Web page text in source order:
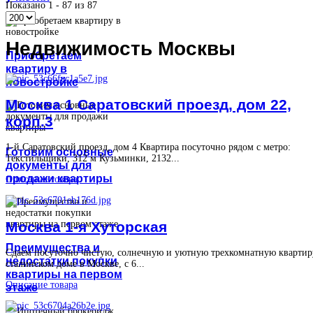
Приобретаем
квартиру в
новостройке
Готовим основные
документы для
продажи квартиры
Преимущества и
недостатки покупки
квартиры на первом
этаже
Показано 1 - 87 из 87
Недвижимость Москвы
Москва 1 Саратовский проезд, дом 22,
корп.3
1-й Саратовский проезд, дом 4 Квартира посуточно рядом с метро:
Текстильщики, 312 м Кузьминки, 2132...
Описание товара
Москва 1-я Хуторская
Сдаем посуточно чистую, солнечную и уютную трехкомнатную
сталинском доме в Москве, с 6...
Описание товара